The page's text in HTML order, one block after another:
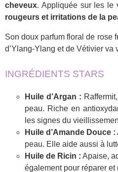
cheveux. Appliquée sur les
rougeurs et irritations de la
Son doux parfum floral de rose
d’Ylang-Ylang et de Vétivier va
INGRÉDIENTS STARS
Huile d’Argan :
peau. Riche en
les signes du
Huile d’Amande Douce :
peau. Elle aide aussi à
Huile de Ricin : Apaise,
également pour réparer